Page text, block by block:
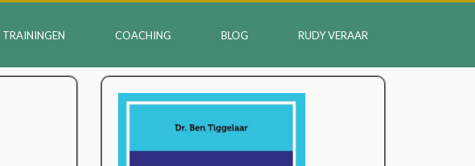
TRAININGEN COACHING BLOG RUDY VERAAR